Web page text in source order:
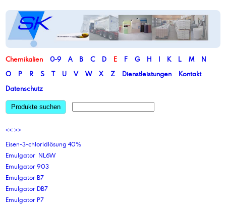
Chemikalien 0-9 A B C D E F G H I K L M
N
O
P R S T U V W X Z Dienstleistungen
Kontakt
Datenschutz
Produkte suchen
<< >>
Eisen-3-chloridlösung 40%
Emulgator NL6W
Emulgator 903
Emulgator B7
Emulgator DB7
Emulgator P7